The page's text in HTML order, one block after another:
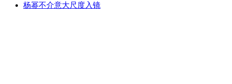
山西运城恶犬咬伤多人 警民合力深夜将其击毙
杨幂不介意大尺度入镜